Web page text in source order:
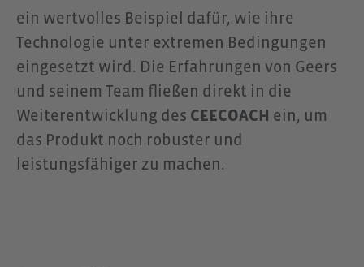
ein wertvolles Beispiel dafür, wie ihre
Technologie unter extremen Bedingungen
eingesetzt wird. Die Erfahrungen von Geers
und seinem Team fließen direkt in die
Weiterentwicklung des CEECOACH ein, um
das Produkt noch robuster und
leistungsfähiger zu machen.